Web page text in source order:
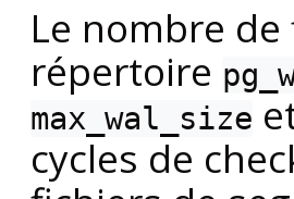
Le nombre
répertoire
max_wal_size
cycles de